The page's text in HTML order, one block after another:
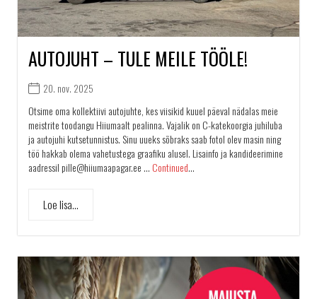
AUTOJUHT – TULE MEILE TÖÖLE!
20. nov. 2025
Otsime oma kollektiivi autojuhte, kes viisikid kuuel päeval nädalas meie
meistrite toodangu Hiiumaalt pealinna. Vajalik on C-katekoorgia juhiluba
ja autojuhi kutsetunnistus. Sinu uueks sõbraks saab fotol olev masin ning
töö hakkab olema vahetustega graafiku alusel. Lisainfo ja kandideerimine
aadressil pille@hiiumaapagar.ee … Continued...
Loe lisa...